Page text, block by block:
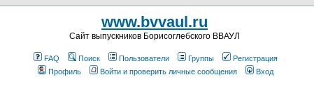
www.bvvaul.ru
Cайт выпускников Борисоглебского ВВАУЛ
FAQ Поиск Пользователи Группы
Регистрация
Профиль
Войти и проверить личные сообщения Вход